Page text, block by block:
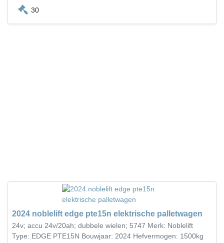
30
2024 noblelift edge pte15n elektrische palletwagen
24v; accu 24v/20ah; dubbele wielen; 5747 Merk: Noblelift
Type: EDGE PTE15N Bouwjaar: 2024 Hefvermogen: 1500kg